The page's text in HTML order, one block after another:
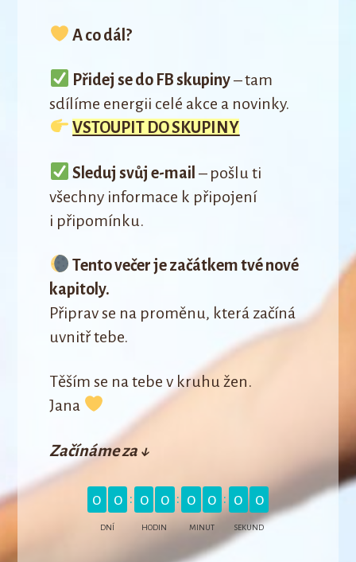
A co dál?
Přidej se do FB skupiny– tam
sdílíme energii celé akce a novinky.
VSTOUPIT DO SKUPINY
Sleduj svůj e-mail – pošlu ti
všechny informace k připojení
i připomínku.
Tento večer je začátkem tvé nové
kapitoly.
Připrav se na proměnu, která začíná
uvnitř tebe.
Těším se na tebe v kruhu žen.
Jana
Začínáme za ↓
0 0
DNÍ
0 0
HODIN
0 0
MINUT
0 0
SEKUND